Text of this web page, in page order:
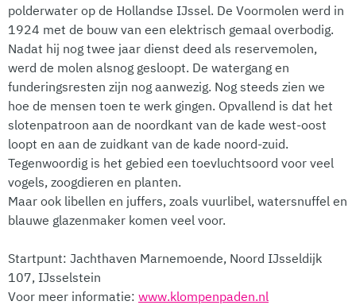
polderwater op de Hollandse IJssel. De Voormolen werd in
1924 met de bouw van een elektrisch gemaal overbodig.
Nadat hij nog twee jaar dienst deed als reservemolen,
werd de molen alsnog gesloopt. De watergang en
funderingsresten zijn nog aanwezig. Nog steeds zien we
hoe de mensen toen te werk gingen. Opvallend is dat het
slotenpatroon aan de noordkant van de kade west-oost
loopt en aan de zuidkant van de kade noord-zuid.
Tegenwoordig is het gebied een toevluchtsoord voor veel
vogels, zoogdieren en planten.
Maar ook libellen en juffers, zoals vuurlibel, watersnuffel en
blauwe glazenmaker komen veel voor.
Startpunt: Jachthaven Marnemoende, Noord IJsseldijk
107, IJsselstein
Voor meer informatie: www.klompenpaden.nl